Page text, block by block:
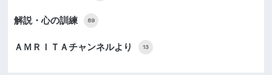
解説・心の訓練 89
ＡＭＲＩＴＡチャンネルより 13